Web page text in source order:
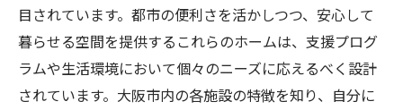
目されています。都市の便利さを活かしつつ、安心して
暮らせる空間を提供するこれらのホームは、支援プログ
ラムや生活環境において個々のニーズに応えるべく設計
されています。大阪市内の各施設の特徴を知り、自分に